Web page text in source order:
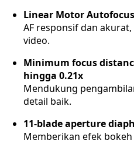
Linear Motor
AF responsif dan
video.
Minimum focus
hingga 0.21x
Mendukung
detail baik.
11-blade aperture
Memberikan efek